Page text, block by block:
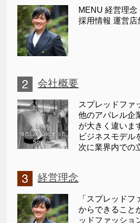
MENU 経営理
採用情報 運営店
会社概要
スプレッドファ
他のアパレル企
が大きく違いま
ビジネスモデル
次に業界内での
経営理念
「スプレッド
からできること
ッドファッショ